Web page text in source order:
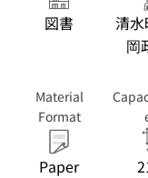
図書
清水
岡
Material
Format
Paper